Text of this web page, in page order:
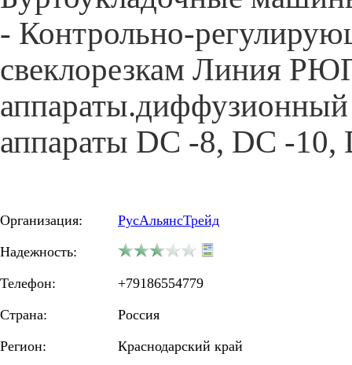
- Контрольно-
свеклорезкам Линия
аппараты DC -8, DC -10,
Организация:
РусАльянсТрейд
Надежность:
Телефон:
+79186554779
Страна:
Россия
Регион:
Краснодарский край